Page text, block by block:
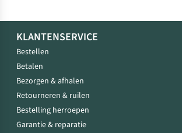
KLANTENSERVICE
Bestellen
Betalen
Bezorgen & afhalen
Retourneren & ruilen
Bestelling herroepen
Garantie & reparatie